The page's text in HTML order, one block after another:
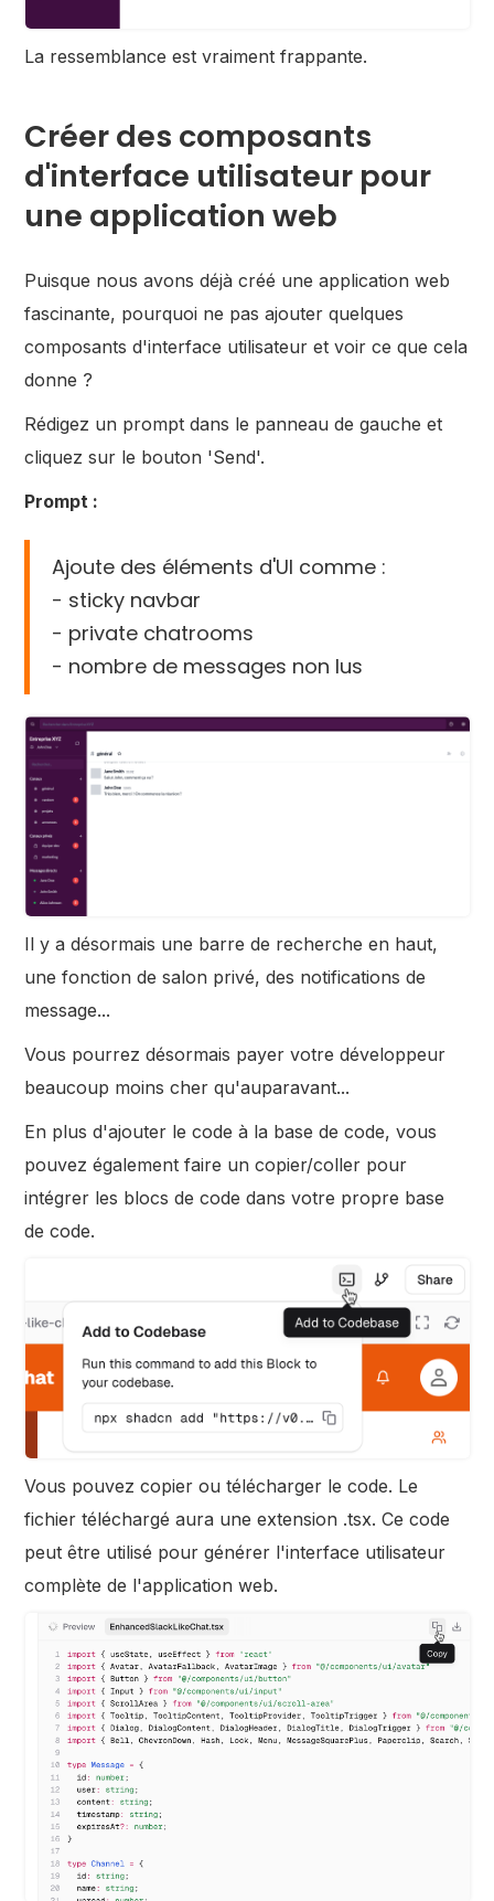
La ressemblance est vraiment frappante.
Créer des composants
d'interface utilisateur pour
une application web
Puisque nous avons déjà créé une application web
fascinante, pourquoi ne pas ajouter quelques
composants d'interface utilisateur et voir ce que cela
donne ?
Rédigez un prompt dans le panneau de gauche et
cliquez sur le bouton 'Send'.
Prompt :
Ajoute des éléments d'UI comme :
- sticky navbar
- private chatrooms
- nombre de messages non lus
Il y a désormais une barre de recherche en haut,
une fonction de salon privé, des notifications de
message...
Vous pourrez désormais payer votre développeur
beaucoup moins cher qu'auparavant...
En plus d'ajouter le code à la base de code, vous
pouvez également faire un copier/coller pour
intégrer les blocs de code dans votre propre base
de code.
Vous pouvez copier ou télécharger le code. Le
fichier téléchargé aura une extension .tsx. Ce code
peut être utilisé pour générer l'interface utilisateur
complète de l'application web.